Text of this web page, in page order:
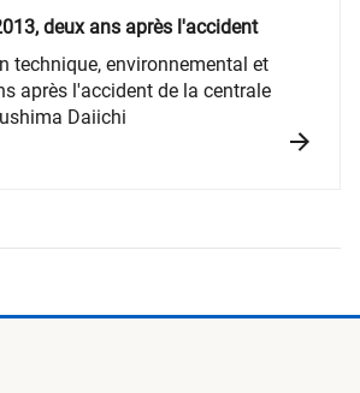
deux ans après l'accident
technique, environnemental et
après l'accident de la centrale
Daiichi